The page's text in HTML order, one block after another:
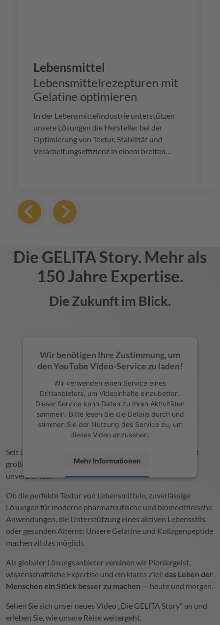
Lebensmittel
Lebensmittelrezepturen mit
Gelatine optimieren
In der Lebensmittelindustrie unterstützen
unsere Lösungen die Hersteller bei der
Optimierung von Textur, Stabilität und
Verarbeitungseffizienz in einem breiten
Gelatinelösungen, die Geschmack und Textur
verbessern und sicherstellen, dass sich jedes
Produkt in einem überfüllten Markt abhebt.
Die GELITAStory. Mehr als
150 Jahre Expertise.
Die Zukunft im Blick.
Wir benötigen Ihre Zustimmung, um
den YouTube Video-Service zu laden!
Wir verwenden einen Service eines
Drittanbieters, um Videoinhalte einzubetten.
Dieser Service kann Daten zu Ihren Aktivitäten
sammeln. Bitte lesen Sie die Details durch und
stimmen Sie der Nutzung des Service zu, um
dieses Video anzusehen.
Mehr Informationen
powered by
Usercentrics Consent
Management Platform
Seit über 150 Jahren steht
hinter den kleinen und
großen Momenten des Alltags — oft unsichtbar, aber
unverzichtbar.
Ob die perfekte Textur von Lebensmitteln, zuverlässige
Lösungen für moderne pharmazeutische und biomedizinische
Anwendungen, die Unterstützung eines aktiven Lebensstils
oder gesunden Alterns: Unsere Gelatine und Kollagenpeptide
machen all das möglich.
Als globaler Lösungsanbieter vereinen wir Pioniergeist,
wissenschaftliche Expertise und ein klares Ziel: das Leben der
Menschen ein Stück besser zu machen — heute und morgen.
Sehen Sie sich unser neues Video „Die GELITA Story“ an und
erleben Sie, wie unsere Reise weitergeht.